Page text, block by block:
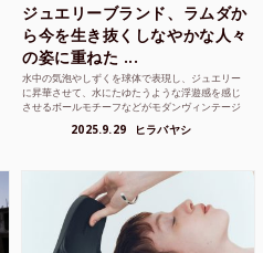
ジュエリーブランド、ラムダか
ら今を生き抜くしなやかな人々
の姿に重ねた ...
水中の気泡やしずくを球体で表現し、ジュエリー
に昇華させて、水にたゆたうような浮遊感を感じ
させるボールモチーフなどがモダンヴィンテージ
2025.9.29 ヒラバヤシ